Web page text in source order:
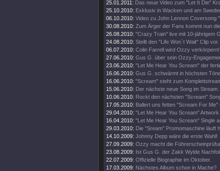
25.01.2011: Das neue Video zum "Let It Die"
25.10.2010: Exklusiv in Wacken und am
06.10.2010: Video zu John Lennon Coversong
30.08.2010: Zum Ärger der Fans kommt nun
26.08.2010: "Crazy Train" live mit 10-jährigem
24.08.2010: Stellt den "Life Won`t Wait" Clip vor.
06.07.2010: Colin Farrell wird Ozzy verkörpern!
27.06.2010: Gus G. über sein Ozzy-
23.06.2010: "Let Me Hear You Scream" der
16.06.2010: Gus G. schwärmt in höchsten
16.06.2010: "Scream" steht zum
15.06.2010: Der nächste neue Song im Stream.
10.06.2010: Rockt den nächsten "Scream"
17.05.2010: Ballert uns fetten "Scream For Me"
29.04.2010: "Let Me Hear You Scream" Artwork
16.04.2010: "Let Me Hear You Scream" Single
29.03.2010: Die "Sream" Promomaschine läuft
14.10.2009: Johnny Depp wäre die erste Wahl!
27.09.2009: Ozzy macht die
23.08.2009: Ist Gus G. der Zakk Wylde
22.07.2009: Offizielle Biographie im Oktober.
17.03.2009: Nächstes Album schon in Mache?